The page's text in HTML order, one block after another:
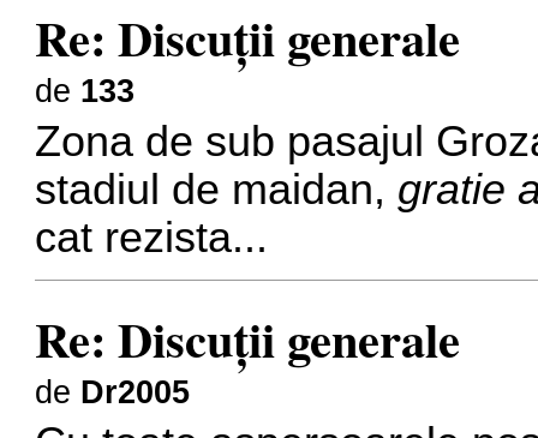
Re: Discuţii generale
de 133
Zona de sub pasajul
stadiul de maidan, gratie
cat rezista...
Re: Discuţii generale
de Dr2005